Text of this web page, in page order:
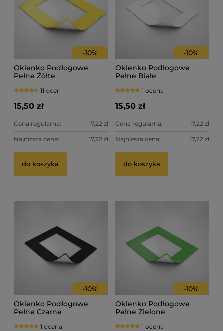
-10%
Okienko Podłogowe
Pełne Żółte
11 ocen
15,50 zł
Cena regularna: 17,22 zł
Najniższa cena: 17,22 zł
do koszyka
-10%
Okienko Podłogowe
Pełne Białe
1 ocena
15,50 zł
Cena regularna: 17,22 zł
Najniższa cena: 17,22 zł
do koszyka
-10%
Okienko Podłogowe
Pełne Czarne
1 ocena
-10%
Okienko Podłogowe
Pełne Zielone
1 ocena